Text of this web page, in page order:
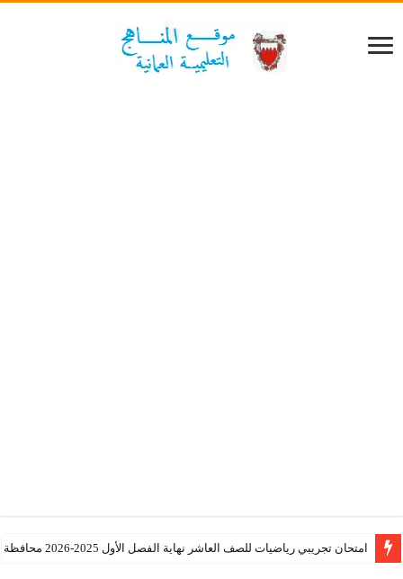
رياضيات للصف العاشر نهاية الفصل الأول 2025-2026 محافظة جنوب الشرقية